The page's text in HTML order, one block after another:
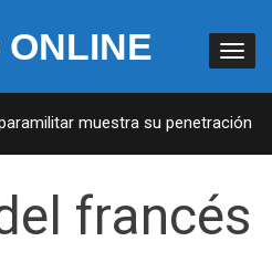
ONLINE
muestra su penetración en
francés